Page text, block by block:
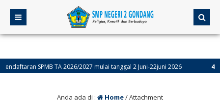
SPMB TA 2026/2027 mulai tanggal 2 Juni-22juni 2026 4 bulan
Anda ada di : Home/ Attachment